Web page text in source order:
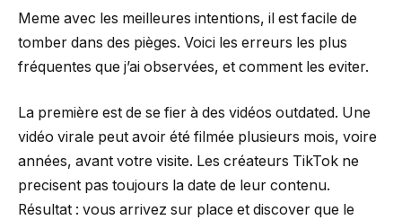
Meme avec les meilleures intentions, il est facile de
tomber dans des pièges. Voici les erreurs les plus
fréquentes que j’ai observées, et comment les eviter.
La première est de se fier à des vidéos outdated. Une
vidéo virale peut avoir été filmée plusieurs mois, voire
années, avant votre visite. Les créateurs TikTok ne
precisent pas toujours la date de leur contenu.
Résultat : vous arrivez sur place et discover que le